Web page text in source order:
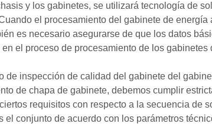
y los gabinetes, se utilizará tecnología de
el procesamiento del gabinete de
es necesario asegurarse de que los datos
el proceso de procesamiento de los
inspección de calidad del gabinete del
de chapa de gabinete, debemos cumplir
requisitos con respecto a la secuencia de
conjunto de acuerdo con los parámetros